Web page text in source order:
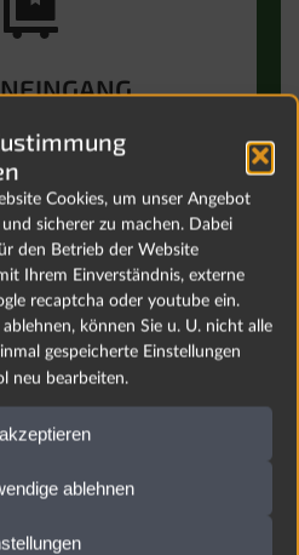
Cookies, um unser Angebot
sicherer zu machen. Dabei
den Betrieb der Website
Ihrem Einverständnis, externe
recaptcha oder youtube ein.
können Sie u. U. nicht alle
gespeicherte Einstellungen
neu bearbeiten.
ablehnen
%